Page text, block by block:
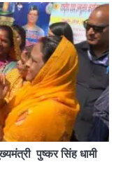
पुष्कर सिंह धामी